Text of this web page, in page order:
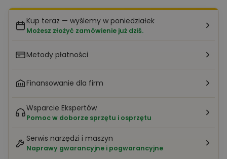
Kup teraz — wyślemy w poniedziałek
Możesz złożyć zamówienie już dziś.
Metody płatności
Finansowanie dla firm
Wsparcie Ekspertów
Pomoc w doborze sprzętu i osprzętu
Serwis narzędzi i maszyn
Naprawy gwarancyjne i pogwarancyjne